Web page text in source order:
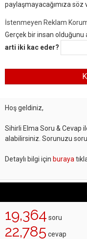
paylaşmayacağımıza söz
İstenmeyen Reklam
Gerçek bir insan olduğunu
arti iki kac eder?
Hoş geldiniz,
Sihirli Elma Soru & Cevap
alabilirsiniz. Sorunuzu
Detaylı bilgi için buraya
19,364 soru
22,785 cevap